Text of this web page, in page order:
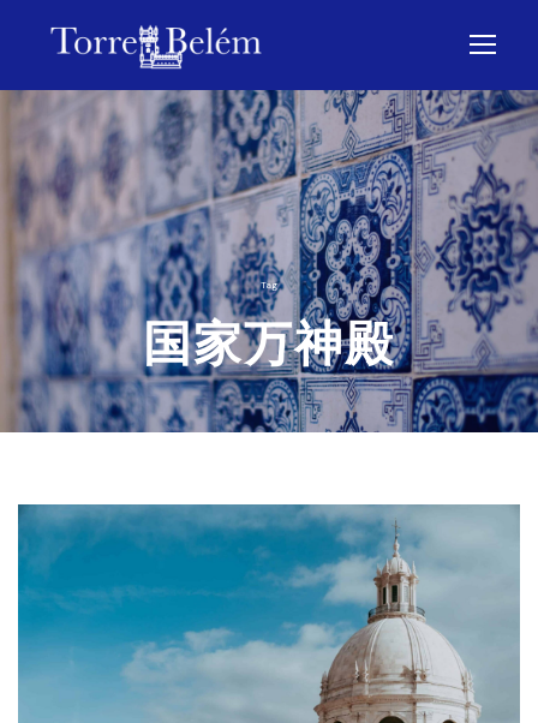
Tag
国家万神殿